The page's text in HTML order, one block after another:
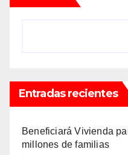
Entradas recientes
Beneficiará Vivienda
millones de familias